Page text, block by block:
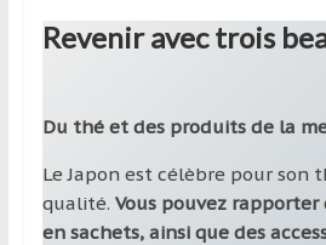
Revenir avec trois
Du thé et des produits de la
Le Japon est célèbre pour son
qualité. Vous pouvez
en sachets, ainsi que des